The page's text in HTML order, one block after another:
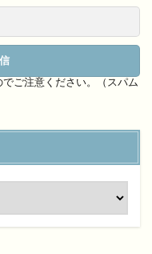
ご注意ください。（スパム